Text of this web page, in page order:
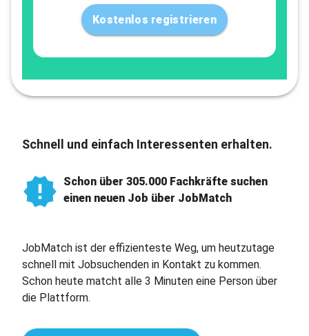
Kostenlos registrieren
Schnell und einfach Interessenten erhalten.
Schon über 305.000 Fachkräfte suchen
einen neuen Job über JobMatch
JobMatch ist der effizienteste Weg, um heutzutage
schnell mit Jobsuchenden in Kontakt zu kommen.
Schon heute matcht alle 3 Minuten eine Person über
die Plattform.